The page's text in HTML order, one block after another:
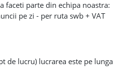
#mecaniciuk
parte din echipa noastra:
pe zi - per ruta swb + VAT
zi per ruta lwb + VAT pentru
permis •cazier curat -
un test drog si alcool
de lucru) lucrarea este pe lunga